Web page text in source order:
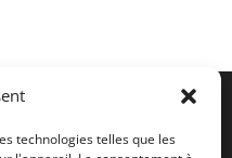
technologies telles que les